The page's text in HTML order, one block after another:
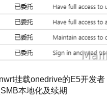
挂载onedrive的E5开发者
本地化及续期